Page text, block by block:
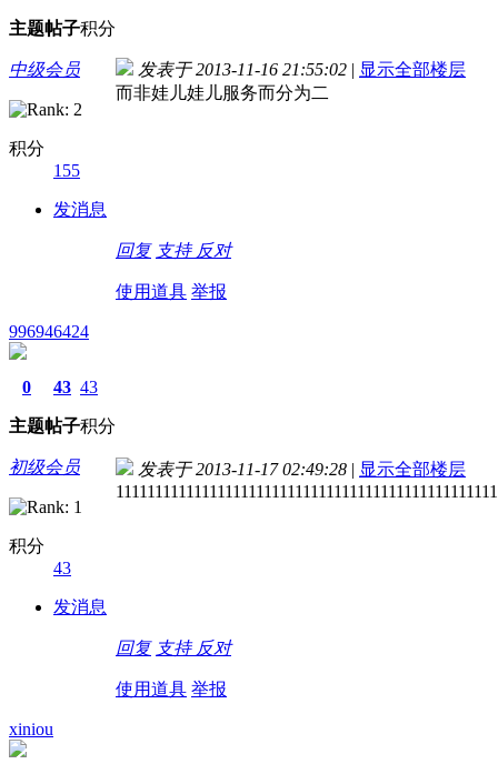
主题帖子积分
中级会员
积分
155
发消息
发表于 2013-11-16 21:55:02 | 显示全部楼层
而非娃儿娃儿服务而分为二
回复 支持 反对
使用道具 举报
996946424
0
主题
43
帖子
43
积分
初级会员
积分
43
发消息
发表于 2013-11-17 02:49:28 | 显示全部楼层
回复 支持 反对
使用道具 举报
xiniou